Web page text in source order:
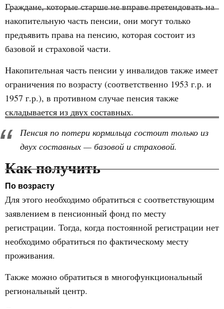
Граждане, которые старше не вправе претендовать на
накопительную часть пенсии, они могут только
предъявить права на пенсию, которая состоит из
базовой и страховой части.
Накопительная часть пенсии у инвалидов также имеет
ограничения по возрасту (соответственно 1953 г.р. и
1957 г.р.), в противном случае пенсия также
складывается из двух составных.
Пенсия по потери кормильца состоит только из
двух составных — базовой и страховой.
Как получить
По возрасту
Для этого необходимо обратиться с соответствующим
заявлением в пенсионный фонд по месту
регистрации. Тогда, когда постоянной регистрации нет
необходимо обратиться по фактическому месту
проживания.
Также можно обратиться в многофункциональный
региональный центр.